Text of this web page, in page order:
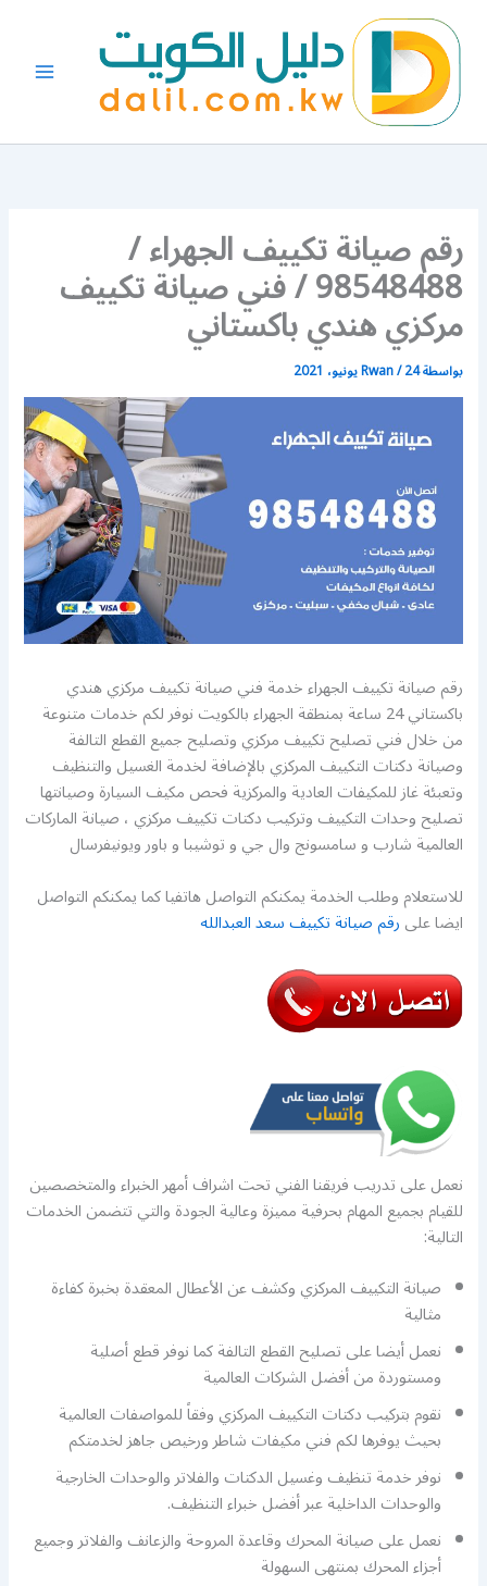
المحتوى
رقم صيانة تكييف الجهراء /
98548488 / فني صيانة تكييف
مركزي هندي باكستاني
بواسطة Rwan/24 يونيو، 2021
رقم صيانة تكييف الجهراء خدمة فني صيانة تكييف مركزي هندي
باكستاني 24 ساعة بمنطقة الجهراء بالكويت نوفر لكم خدمات متنوعة
من خلال فني تصليح تكييف مركزي وتصليح جميع القطع التالفة
وصيانة دكتات التكييف المركزي بالإضافة لخدمة الغسيل والتنظيف
وتعبئة غاز للمكيفات العادية والمركزية فحص مكيف السيارة وصيانتها
تصليح وحدات التكييف وتركيب دكتات تكييف مركزي ، صيانة الماركات
العالمية شارب و سامسونج وال جي و توشيبا و باور ويونيفرسال
للاستعلام وطلب الخدمة يمكنكم التواصل هاتفيا كما يمكنكم التواصل
ايضا علىرقم صيانة تكييف سعد العبدالله
نعمل على تدريب فريقنا الفني تحت اشراف أمهر الخبراء والمتخصصين
للقيام بجميع المهام بحرفية مميزة وعالية الجودة والتي تتضمن الخدمات
التالية:
صيانة التكييف المركزي وكشف عن الأعطال المعقدة بخبرة كفاءة
مثالية
نعمل أيضا على تصليح القطع التالفة كما نوفر قطع أصلية
ومستوردة من أفضل الشركات العالمية
نقوم بتركيب دكتات التكييف المركزي وفقاً للمواصفات العالمية
بحيث يوفرها لكم فني مكيفات شاطر ورخيص جاهز لخدمتكم
نوفر خدمة تنظيف وغسيل الدكتات والفلاتر والوحدات الخارجية
والوحدات الداخلية عبر أفضل خبراء التنظيف.
نعمل على صيانة المحرك وقاعدة المروحة والزعانف والفلاتر وجميع
أجزاء المحرك بمنتهى السهولة